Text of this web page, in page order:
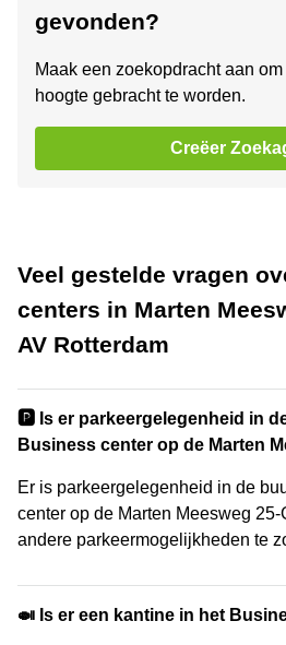
gevonden?
Maak een zoekopdracht aan
hoogte gebracht te worden.
Creëer
Veel gestelde vragen
centers in Marten
AV Rotterdam
🅿️ Is er parkeergelegenheid in
Business center op de Marten
Er is parkeergelegenheid in de
center op de Marten Meesweg
andere parkeermogelijkheden te
🍛 Is er een kantine in het